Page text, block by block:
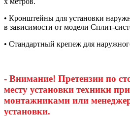
• Кронштейны для установки
в зависимости от модели Сплит-
• Стандартный крепеж для
- Внимание! Претензии по
месту установки техники
монтажниками или
установки.